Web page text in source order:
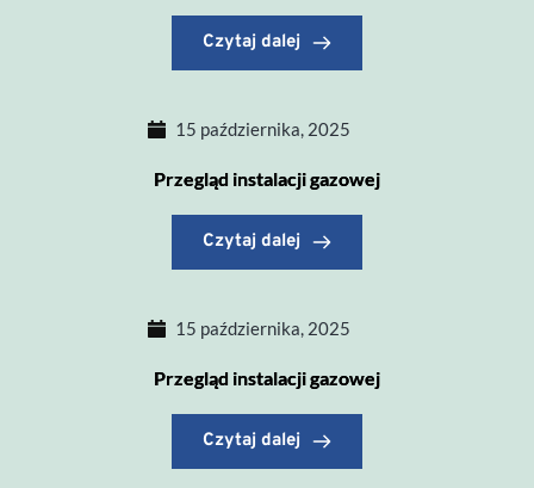
Czytaj dalej
15 października, 2025
Przegląd instalacji gazowej
Czytaj dalej
15 października, 2025
Przegląd instalacji gazowej
Czytaj dalej